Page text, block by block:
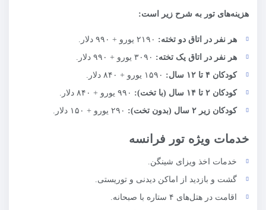
هزینه‌های تور به شرح زیر است:
هر نفر در اتاق دو تخته:
هر نفر در اتاق یک تخته:
کودکان ۴ تا ۱۲ سال:
کودکان ۲ تا ۱۴ سال (با تخت):
کودکان زیر ۲ سال (بدون تخت):
خدمات ویژه تور فرانسه
خدمات اخذ ویزای شینگن.
گشت و بازدید از اماکن دیدنی و توریستی.
اقامت در هتل‌های ۴ ستاره با صبحانه.